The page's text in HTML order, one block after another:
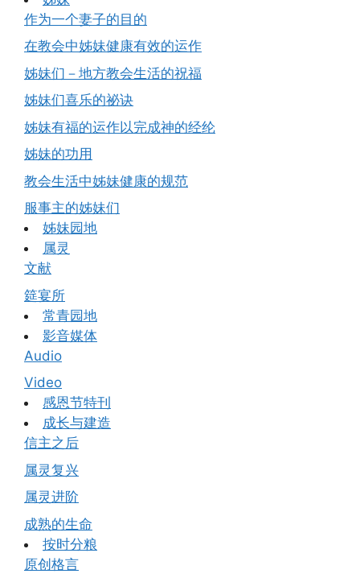
作为一个妻子的目的
在教会中姊妹健康有效的运作
姊妹们－地方教会生活的祝福
姊妹们喜乐的祕诀
姊妹有福的运作以完成神的经纶
姊妹的功用
教会生活中姊妹健康的规范
服事主的姊妹们
姊妹园地
属灵
文献
筵宴所
常青园地
影音媒体
Audio
Video
感恩节特刊
成长与建造
信主之后
属灵复兴
属灵进阶
成熟的生命
按时分粮
原创格言